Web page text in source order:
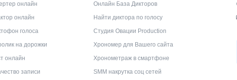
онлайн
онлайн
голоса
на дорожки
онлайн
записи
Онлайн База Дикторов
Найти диктора по голосу
Студия Овации Production
Хрономер для Вашего сайта
Хронометраж в смартфоне
SMM накрутка соц сетей